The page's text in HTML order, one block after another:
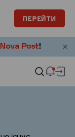
ПЕРЕЙТИ